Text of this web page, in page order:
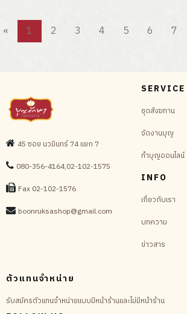
« 1 2 3 4 5 6 7
45 ซอย นวมินทร์ 74 แยก 7
080-356-4164,02-102-1575
Fax 02-102-1576
boonruksashop@gmail.com
SERVICE
ชุดสังฆทาน
จัดงานบุญ
ทำบุญออนไลน์
INFO
เกี่ยวกับเรา
บทความ
ข่าวสาร
ตัวแทนจำหน่าย
รับสมัครตัวแทนจำหน่ายแบบมีหน้าร้านและไม่มีหน้าร้าน